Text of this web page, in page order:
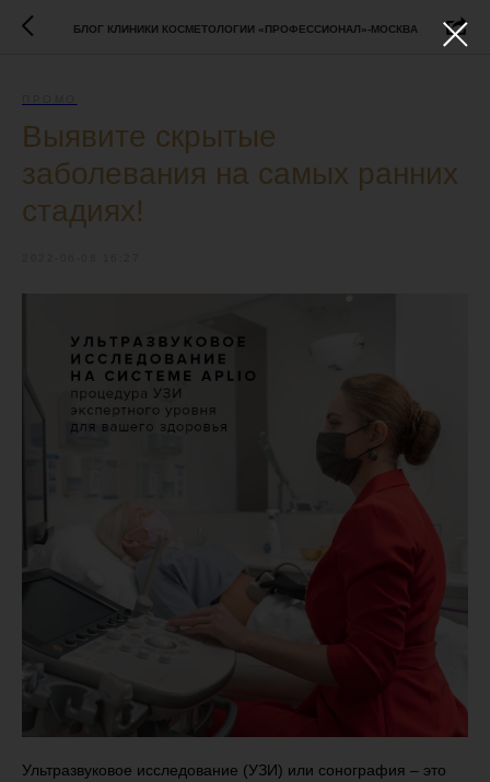
БЛОГ КЛИНИКИ КОСМЕТОЛОГИИ «ПРОФЕССИОНАЛ»-МОСКВА
Выявите скрытые
заболевания на самых ранних
стадиях!
Ультразвуковое исследование (УЗИ) или сонография – это